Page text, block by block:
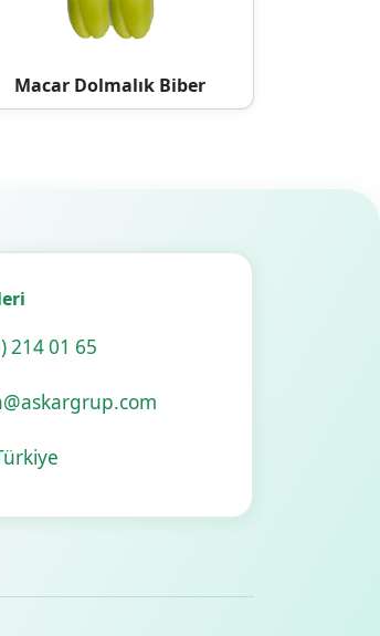
Macar Dolmalık Biber
214 01 65